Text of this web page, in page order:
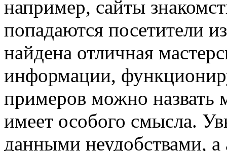
например, сайты
попадаются посетители
найдена отличная
информации,
примеров можно назвать
имеет особого смысла.
данными неудобствами,